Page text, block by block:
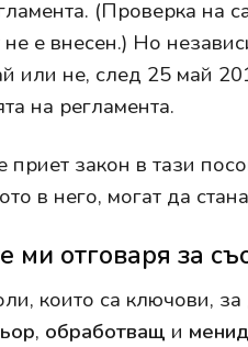
(Проверка на
не е внесен.) Но
или не, след 25 май
на регламента.
закон в тази
в него, могат да
ми отговаря за
които са ключови,
, обработващ и